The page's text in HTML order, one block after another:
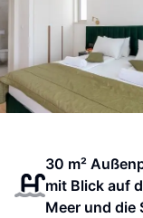
30 m²
mit Blick auf
Meer und die